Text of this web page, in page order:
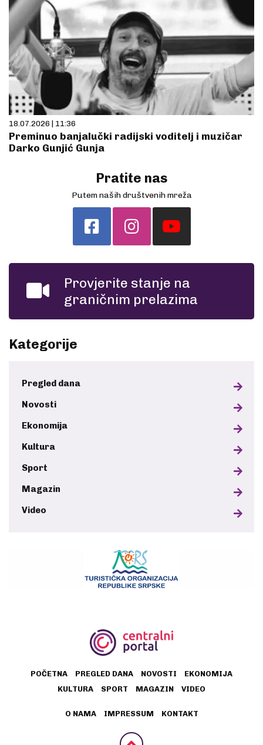
18.07.2026 | 11:36
Preminuo banjalučki radijski voditelj i muzičar
Darko Gunjić Gunja
Pratite nas
Putem naših društvenih mreža
Provjerite stanje na
graničnim prelazima
Kategorije
Pregled dana
Novosti
Ekonomija
Kultura
Sport
Magazin
Video
POČETNA PREGLED DANA NOVOSTI
EKONOMIJA
KULTURA
SPORT MAGAZIN VIDEO
O NAMA IMPRESSUM KONTAKT